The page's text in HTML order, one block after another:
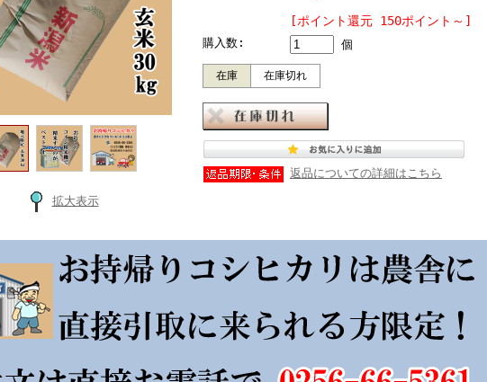
拡大表示
[ポイント還元 150ポイント～]
購入数: 個
在庫 在庫切れ
返品についての詳細はこちら